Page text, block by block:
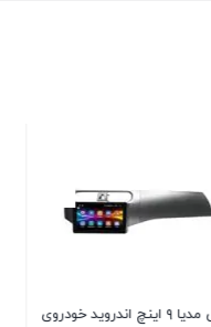
مانیتور فابریک سوناتا YF اسمارت